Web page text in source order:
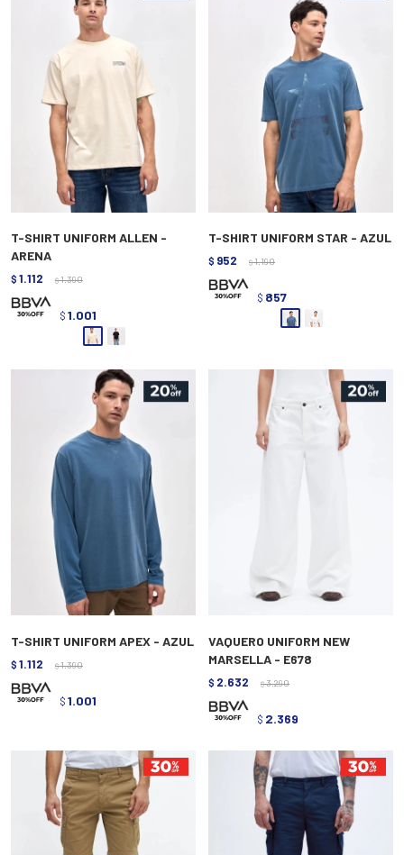
T-SHIRT UNIFORM ALLEN -
ARENA
$ 1.112 $ 1.390
$ 1.001
T-SHIRT UNIFORM STAR - AZUL
$ 952 $ 1.190
$ 857
T-SHIRT UNIFORM APEX - AZUL
$ 1.112 $ 1.390
$ 1.001
VAQUERO UNIFORM NEW
MARSELLA - E678
$ 2.632 $ 3.290
$ 2.369